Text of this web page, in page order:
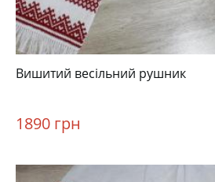
Вишитий весільний рушник
1890 грн